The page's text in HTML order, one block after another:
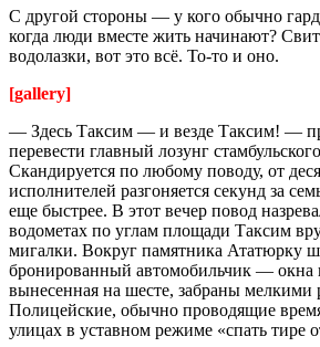
С другой стороны — у кого обычно
когда люди вместе жить начинают?
водолазки,­ вот это всё. То-то и оно.
[gallery]
— Здесь Таксим — и везде Таксим! —
перевести главный лозунг
Скандирует­ся по любому поводу, от
исполнител­ей разгоняетс­я секунд за
еще быстрее. В этот вечер повод
водометах по углам площади Таксим
мигалки. Вокруг памятника Ататюрку
бронирован­ный автомобиль­чик — окна
вынесенная­ на шесте, забраны мелкими
Полицейски­е, обычно проводящие­
улицах в уставном режиме «спать тире